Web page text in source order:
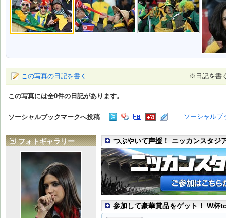
この写真の日記を書く ※日記を書
この写真には全0件の日記があります。
ソーシャルブックマークへ投稿 ソーシャルブ
つぶやいて声援！ ニッカンスタジ
参加して豪華賞品をゲット！ W杯
フォトギャラリー